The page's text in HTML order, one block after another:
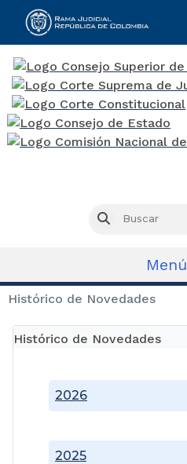
Buscar
Menú
Histórico de Novedades
Histórico de Novedades
2025
2026